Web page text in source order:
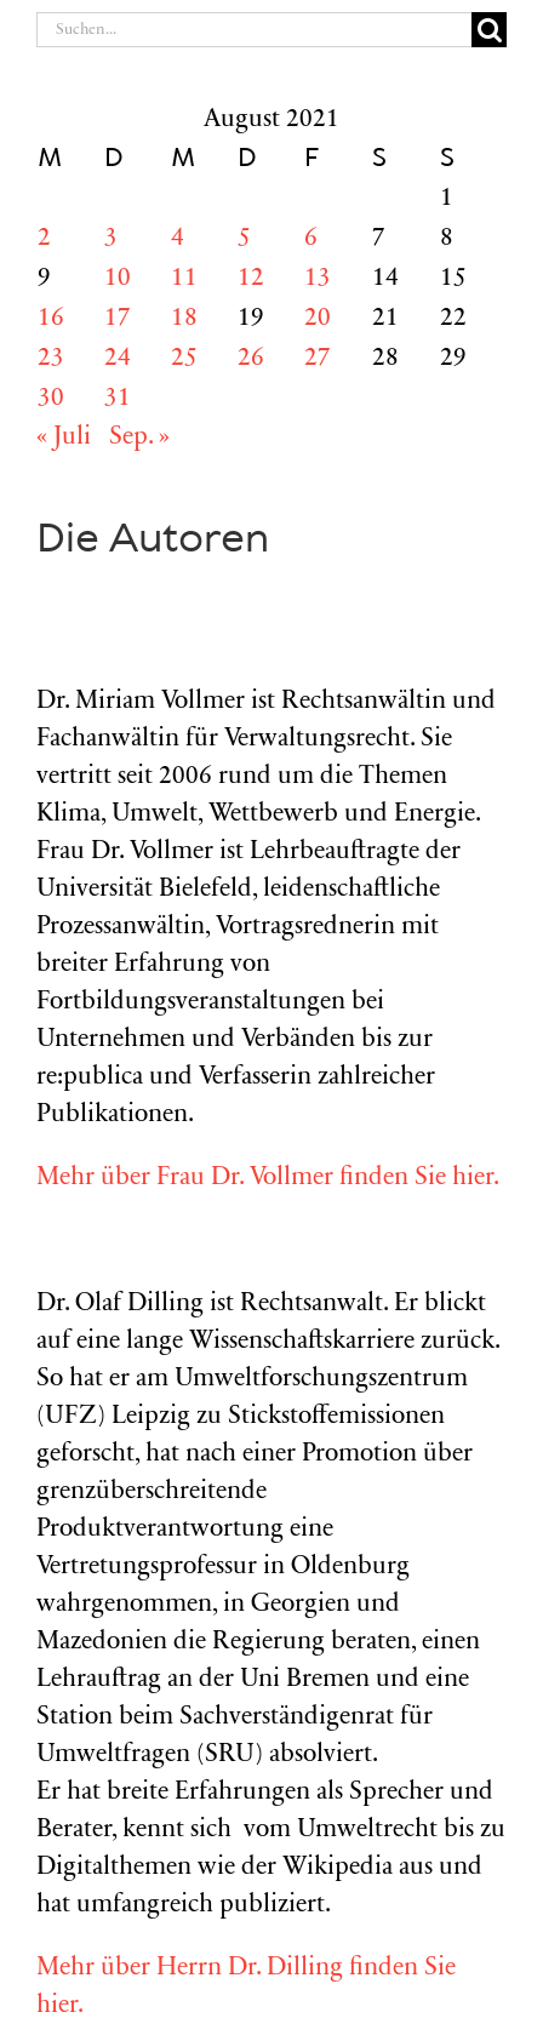
Suche
August 2021
M D M D F S S
1
2
3 4 5 6 7
8
9
10 11 12 13 14
15
16
17 18 19 20 21
22
23
24 25 26 27 28
29
30
31
« Juli
Sep. »
Die Autoren
Dr. Miriam Vollmer ist Rechtsanwältin und
Fachanwältin für Verwaltungsrecht. Sie
vertritt seit 2006 rund um die Themen
Klima, Umwelt, Wettbewerb und Energie.
Frau Dr. Vollmer ist Lehrbeauftragte der
Universität Bielefeld, leidenschaftliche
Prozessanwältin, Vortragsrednerin mit
breiter Erfahrung von
Fortbildungsveranstaltungen bei
Unternehmen und Verbänden bis zur
re:publica und Verfasserin zahlreicher
Publikationen.
Mehr über Frau Dr. Vollmer finden Sie hier.
Dr. Olaf Dilling ist Rechtsanwalt. Er blickt
auf eine lange Wissenschaftskarriere zurück.
So hat er am Umweltforschungszentrum
(UFZ) Leipzig zu Stickstoffemissionen
geforscht, hat nach einer Promotion über
grenzüberschreitende
Produktverantwortung eine
Vertretungsprofessur in Oldenburg
wahrgenommen, in Georgien und
Mazedonien die Regierung beraten, einen
Lehrauftrag an der Uni Bremen und eine
Station beim Sachverständigenrat für
Umweltfragen (SRU) absolviert.
Er hat breite Erfahrungen als Sprecher und
Berater, kennt sich vom Umweltrecht bis zu
Digitalthemen wie der Wikipedia aus und
hat umfangreich publiziert.
Mehr über Herrn Dr. Dilling finden Sie
hier.